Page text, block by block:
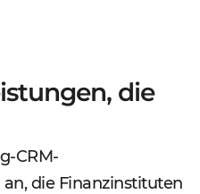
die
CRM-
die Finanzinstituten